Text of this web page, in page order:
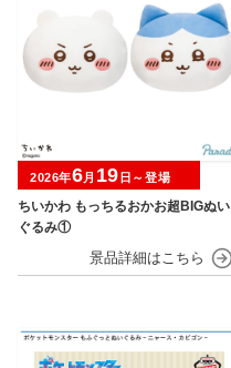
ちいかわ もっちるおかお超BIGぬい
ぐるみ①
2026年6月 19 日～登場